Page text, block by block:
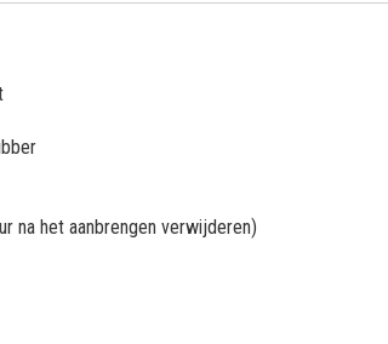
na het aanbrengen verwijderen)